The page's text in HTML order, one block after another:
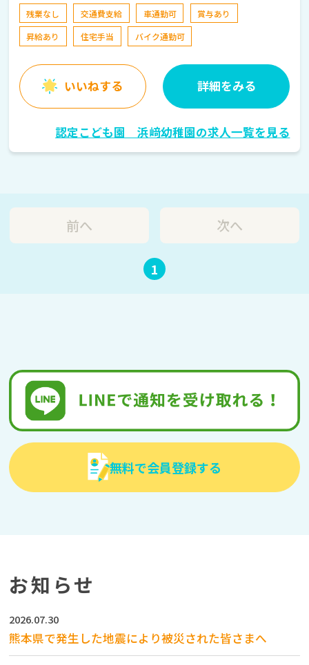
残業なし 交通費支給 車通勤可
賞与あり
昇給あり
住宅手当 バイク通勤可
いいねする 詳細をみる
認定こども園 浜﨑幼稚園の求人一覧を見る
前へ
1
次へ
無料で会員登録する
お知らせ
2026.07.30
熊本県で発生した地震により被災された皆さまへ